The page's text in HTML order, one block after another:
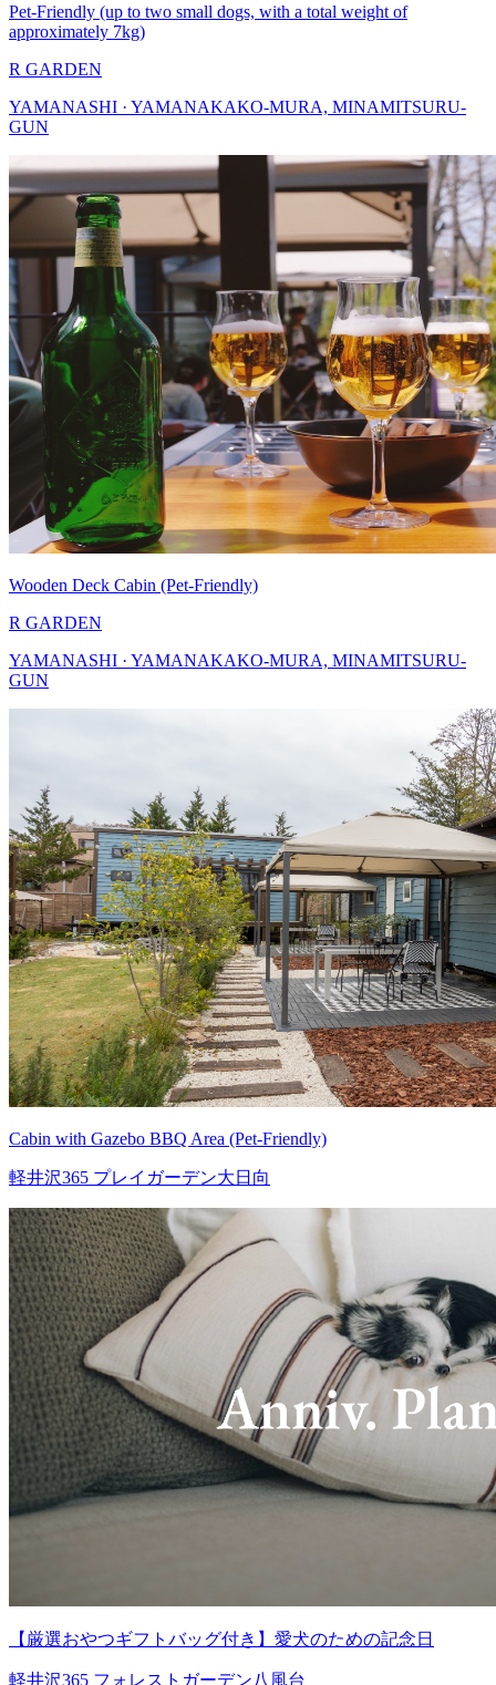
Pet-Friendly (up to two small dogs, with a total weight of
approximately 7kg)
R GARDEN
YAMANASHI · YAMANAKAKO-MURA, MINAMITSURU-
GUN
Wooden Deck Cabin (Pet-Friendly)
R GARDEN
YAMANASHI · YAMANAKAKO-MURA, MINAMITSURU-
GUN
Cabin with Gazebo BBQ Area (Pet-Friendly)
軽井沢365 プレイガーデン大日向
【厳選おやつギフトバッグ付き】愛犬のための記念日
軽井沢365 フォレストガーデン八風台